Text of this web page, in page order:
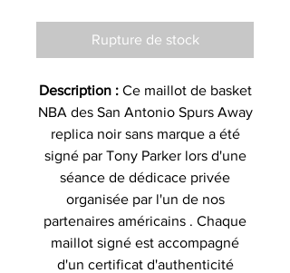
Rupture de stock
Description : Ce maillot de basket
NBA des San Antonio Spurs Away
replica noir sans marque a été
signé par Tony Parker lors d'une
séance de dédicace privée
organisée par l'un de nos
partenaires américains . Chaque
maillot signé est accompagné
d'un certificat d'authenticité